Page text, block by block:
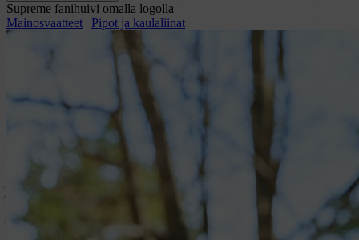
Supreme fanihuivi omalla logolla
Mainosvaatteet | Pipot ja kaulaliinat